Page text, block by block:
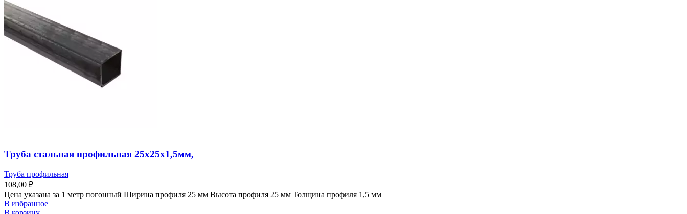
Труба стальная профильная 25х25х1,5мм,
Труба профильная
108,00 ₽
Цена указана за 1 метр погонный Ширина профиля 25 мм Высота профиля 25 мм Толщина профиля 1,5 мм
В избранное